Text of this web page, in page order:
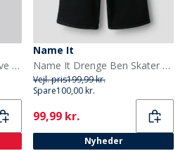
JACK & JONES Drenge Dave Original St 263 Baggy Fit Jeans Blue Denim
Name It
Name It Drenge Ben Skater Denim Jorts Black Denim
Vejl. pris199,99 kr.
Spare100,00 kr.
Current
99,99 kr.
Nyheder